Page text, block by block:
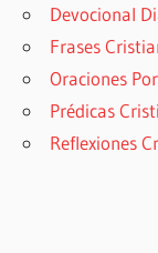
Devocional
Frases
Oraciones
Prédicas
Reflexiones